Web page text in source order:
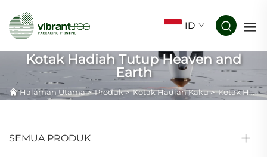
ID
Kotak Hadiah Tutup Heaven and
Earth
Halaman Utama>Produk>Kotak Hadiah Kaku>Kotak Hadiah Tutup Heaven and Earth
SEMUA PRODUK